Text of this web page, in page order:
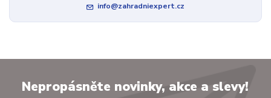
info@zahradniexpert.cz
Nepropásněte novinky, akce a slevy!